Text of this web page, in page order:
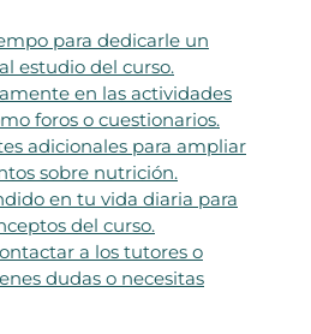
para dedicarle un
estudio del curso.
en las actividades
foros o cuestionarios.
adicionales para ampliar
sobre nutrición.
en tu vida diaria para
del curso.
a los tutores o
dudas o necesitas